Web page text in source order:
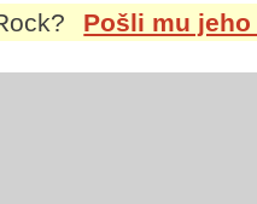
? Pošli mu jeho